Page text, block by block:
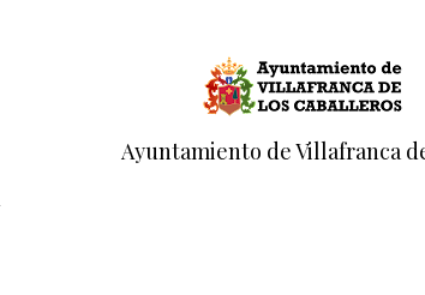
Ayuntamiento de Villafranca